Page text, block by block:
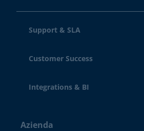
Support & SLA
Customer Success
Integrations & BI
Azienda